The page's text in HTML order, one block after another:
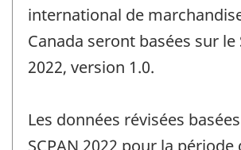
international de
Canada seront basées sur le
2022, version 1.0.
Les données révisées
SCPAN 2022 pour la